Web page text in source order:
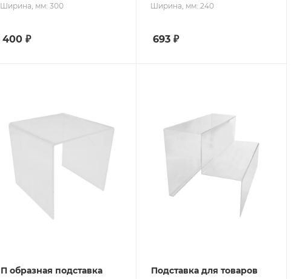
Ширина, мм: 300
400₽
Ширина, мм: 240
693₽
П образная подставка
Подставка для товаров